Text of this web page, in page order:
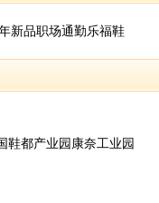
新品职场通勤乐福鞋
鞋都产业园康奈工业园